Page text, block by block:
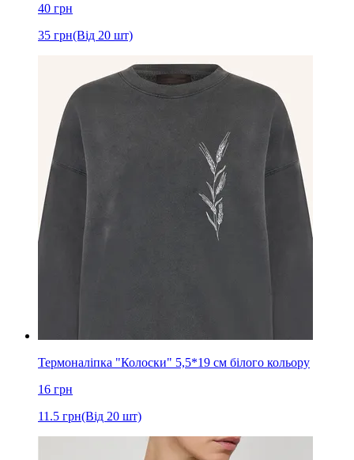
40 грн
35 грн(Від 20 шт)
Термоналіпка "Колоски" 5,5*19 см білого кольору
16 грн
11.5 грн(Від 20 шт)